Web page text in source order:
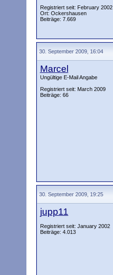
Registriert seit: February 2002
Ort: Ockershausen
Beiträge: 7.669
30. September 2009, 16:04
Marcel
Ungültige E-Mail Angabe
Registriert seit: March 2009
Beiträge: 66
30. September 2009, 19:25
jupp11
Registriert seit: January 2002
Beiträge: 4.013